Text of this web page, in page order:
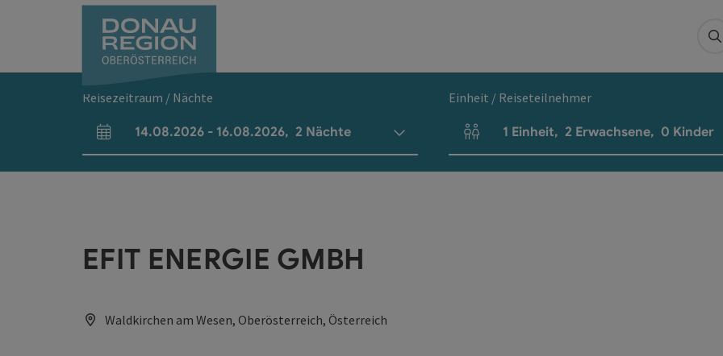
Reisezeitraum / Nächte
An- und Abreisefelder
14.08.2026 - 16.08.2026, 2 Nächte
Einheit / Reiseteilnehmer
Einheitenanzahl und Personenfelder
1 Einheit, 2 Erwachsene, 0 Kinder
EFIT ENERGIE GMBH
Waldkirchen am Wesen, Oberösterreich, Österreich